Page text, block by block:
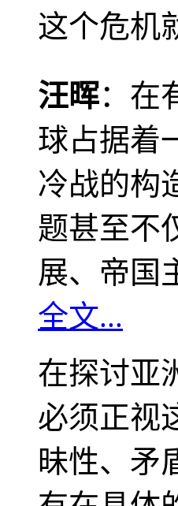
这个危机
汪晖：在
球占据着
冷战的构
题甚至不
展、帝国
全文...
在探讨亚
必须正视
昧性、矛